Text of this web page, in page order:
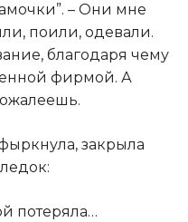
– Они мне
поили, одевали.
благодаря чему
фирмой. А
закрыла
потеряла…